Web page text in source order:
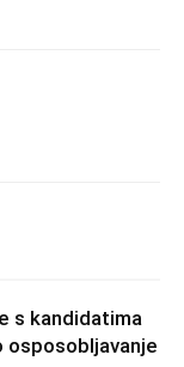
s kandidatima
osposobljavanje